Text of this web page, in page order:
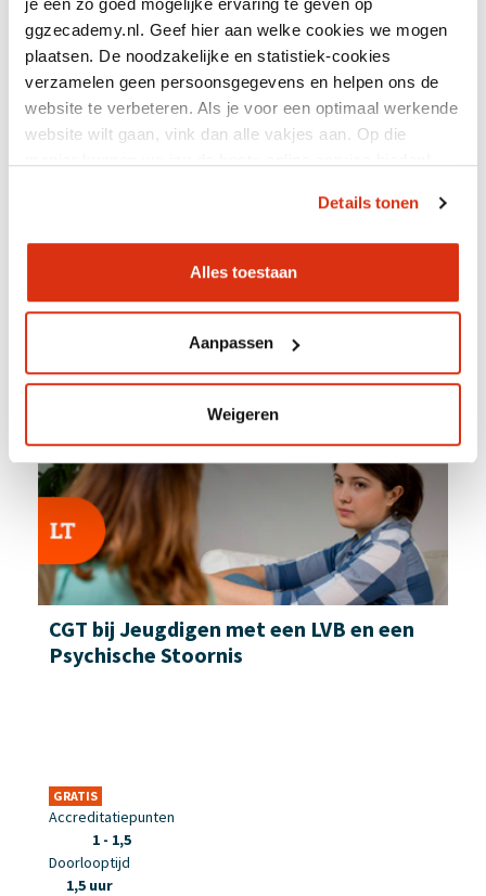
je een zo goed mogelijke ervaring te geven op
ggzecademy.nl. Geef hier aan welke cookies we mogen
plaatsen. De noodzakelijke en statistiek-cookies
verzamelen geen persoonsgegevens en helpen ons de
website te verbeteren. Als je voor een optimaal werkende
website wilt gaan, vink dan alle vakjes aan. Op die
Details tonen
Alles toestaan
Aanpassen
Weigeren
Gesprekstechnieken bij
suïcidepreventie
Doorlooptijd
CGT bij Jeugdigen met een LVB en een
Psychische Stoornis
GRATIS
Accreditatiepunten
1 - 1,5
Doorlooptijd
1,5 uur